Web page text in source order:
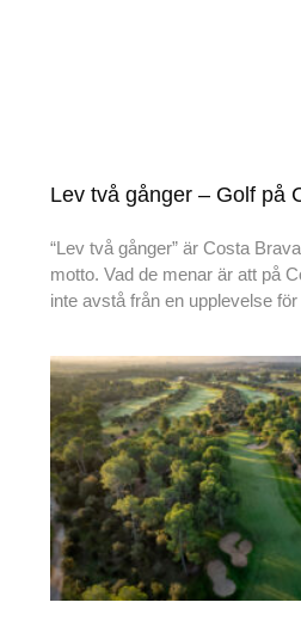
Lev två gånger – Golf på
“Lev två gånger” är Costa
motto. Vad de menar är att på
inte avstå från en upplevelse för